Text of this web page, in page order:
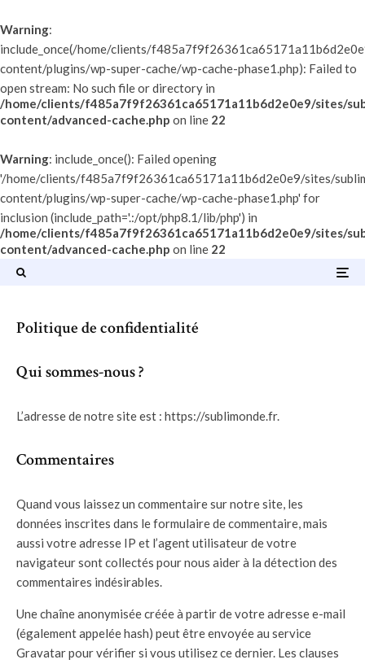
Warning:
include_once(/home/clients/
content/plugins/wp-super-cache/wp-cache-phase1.php): Failed to
open stream: No such file or directory in
/home/clients/f485a7f9f26361ca65171a11b6d2e0e9/sites/
content/advanced-cache.php on line 22
Warning: include_once(): Failed opening
'/home/clients/f485a7f9f26361ca65171a11b6d2e0e9/sites/
content/plugins/wp-super-cache/wp-cache-phase1.php' for
inclusion (include_path='.:/opt/php8.1/lib/php') in
/home/clients/f485a7f9f26361ca65171a11b6d2e0e9/sites/
content/advanced-cache.php on line 22
Politique de confidentialité
Qui sommes-nous ?
L’adresse de notre site est : https://sublimonde.fr.
Commentaires
Quand vous laissez un commentaire sur notre site, les
données inscrites dans le formulaire de commentaire, mais
aussi votre adresse IP et l’agent utilisateur de votre
navigateur sont collectés pour nous aider à la détection des
commentaires indésirables.
Une chaîne anonymisée créée à partir de votre adresse e-mail
(également appelée hash) peut être envoyée au service
Gravatar pour vérifier si vous utilisez ce dernier. Les clauses